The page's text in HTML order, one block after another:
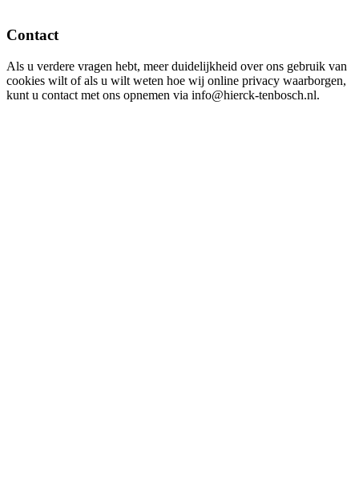
Contact
Als u verdere vragen hebt, meer duidelijkheid over ons gebruik van
cookies wilt of als u wilt weten hoe wij online privacy waarborgen,
kunt u contact met ons opnemen via info@hierck-tenbosch.nl.